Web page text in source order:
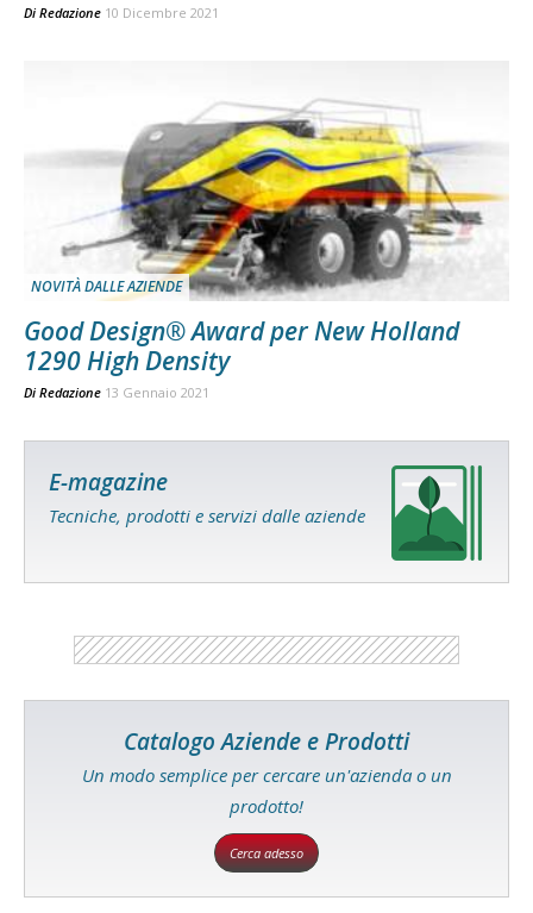
Di Redazione 10 Dicembre 2021
NOVITÀ DALLE AZIENDE
Good Design® Award per New Holland
1290 High Density
Di Redazione 13 Gennaio 2021
E-magazine
Tecniche, prodotti e servizi dalle aziende
Catalogo Aziende e Prodotti
Un modo semplice per cercare un'azienda o un
prodotto!
Cerca adesso